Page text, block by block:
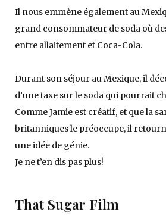
Il nous emmène également au
grand consommateur de soda où
entre allaitement et Coca-Cola.
Durant son séjour au Mexique, il
d’une taxe sur le soda qui pourrait
Comme Jamie est créatif, et que la
britanniques le préoccupe, il
une idée de génie.
Je ne t’en dis pas plus!
That Sugar Film